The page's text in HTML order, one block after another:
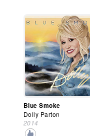
Blue Smoke
Dolly Parton
2014